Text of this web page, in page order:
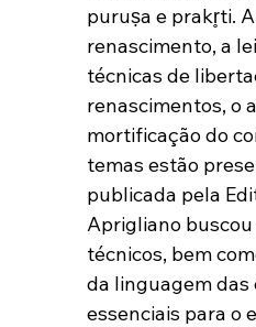
puruṣa e prakr̥ti.
renascimento, a
técnicas de
renascimentos, o
mortificação do
temas estão
publicada pela
Aprigliano
técnicos, bem
da linguagem das
essenciais para o